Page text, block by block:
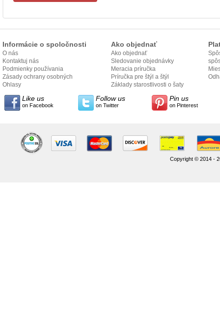
Informácie o spoločnosti
O nás
Kontaktuj nás
Podmienky používania
Zásady ochrany osobných
údajov
Ohlasy
Ako objednať
Ako objednať
Sledovanie objednávky
Meracia príručka
Príručka pre štýl a štýl
Základy starostlivosti o šaty
Like us
on Facebook
Follow us
on Twitter
Pin us
on Pinterest
Copyright © 2014 -